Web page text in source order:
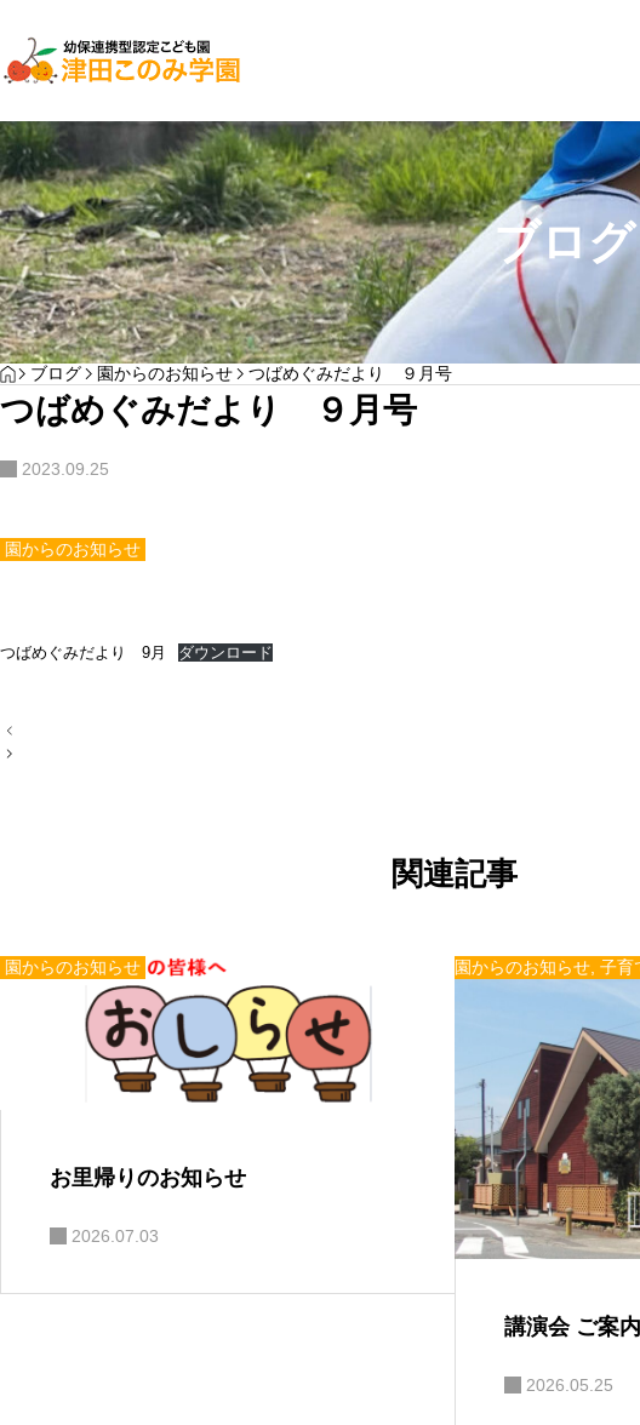
園からのお知らせ
お里帰りのお知らせ
子育て支援
YOGA
サンプルテキスト。サンプルテキスト。
ブログ
HOME
ブログ 園からのお知らせ つばめぐみだより ９月号
つばめぐみだより ９月号
2023.09.25
園からのお知らせ
つばめぐみだより 9月 ダウンロード
投
稿
関連記事
園からのお知らせ
お里帰りのお知らせ
2026.07.03
園からのお知らせ, 子育
講演会 ご案内
2026.05.25